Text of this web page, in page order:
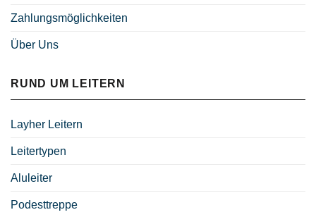
Zahlungsmöglichkeiten
Über Uns
RUND UM LEITERN
Layher Leitern
Leitertypen
Aluleiter
Podesttreppe